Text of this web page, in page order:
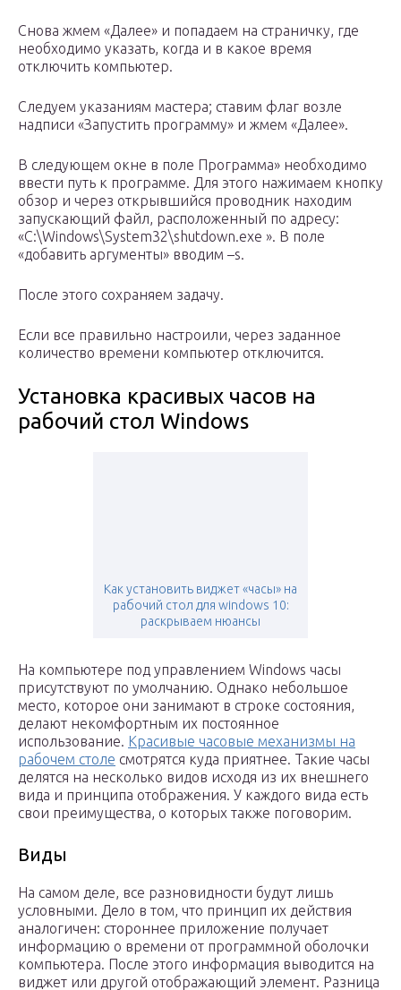
Снова жмем «Далее» и попадаем на страничку, где
необходимо указать, когда и в какое время
отключить компьютер.
Следуем указаниям мастера; ставим флаг возле
надписи «Запустить программу» и жмем «Далее».
В следующем окне в поле Программа» необходимо
ввести путь к программе. Для этого нажимаем кнопку
обзор и через открывшийся проводник находим
запускающий файл, расположенный по адресу:
«С:\Windows\System32\shutdown.exe ». В поле
«добавить аргументы» вводим –s.
После этого сохраняем задачу.
Если все правильно настроили, через заданное
количество времени компьютер отключится.
Установка красивых часов на
рабочий стол Windows
Как установить виджет «часы» на
рабочий стол для windows 10:
раскрываем нюансы
На компьютере под управлением Windows часы
присутствуют по умолчанию. Однако небольшое
место, которое они занимают в строке состояния,
делают некомфортным их постоянное
использование. Красивые часовые механизмы на
рабочем столе смотрятся куда приятнее. Такие часы
делятся на несколько видов исходя из их внешнего
вида и принципа отображения. У каждого вида есть
свои преимущества, о которых также поговорим.
Виды
На самом деле, все разновидности будут лишь
условными. Дело в том, что принцип их действия
аналогичен: стороннее приложение получает
информацию о времени от программной оболочки
компьютера. После этого информация выводится на
виджет или другой отображающий элемент. Разница